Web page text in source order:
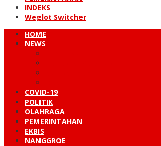
INDEKS
Weglot Switcher
HOME
NEWS
COVID-19
POLITIK
OLAHRAGA
PEMERINTAHAN
EKBIS
NANGGROE